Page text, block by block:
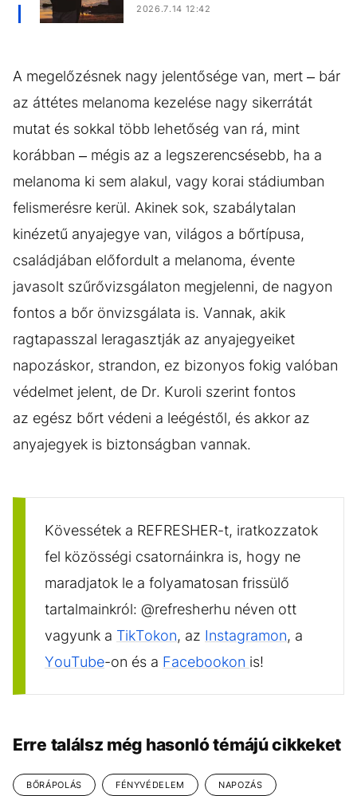
2026.7.14 12:42
A megelőzésnek nagy jelentősége van, mert – bár
az áttétes melanoma kezelése nagy sikerrátát
mutat és sokkal több lehetőség van rá, mint
korábban – mégis az a legszerencsésebb, ha a
melanoma ki sem alakul, vagy korai stádiumban
felismerésre kerül. Akinek sok, szabálytalan
kinézetű anyajegye van, világos a bőrtípusa,
családjában előfordult a melanoma, évente
javasolt szűrővizsgálaton megjelenni, de nagyon
fontos a bőr önvizsgálata is. Vannak, akik
ragtapasszal leragasztják az anyajegyeiket
napozáskor, strandon, ez bizonyos fokig valóban
védelmet jelent, de Dr. Kuroli szerint fontos
az egész bőrt védeni a leégéstől, és akkor az
anyajegyek is biztonságban vannak.
Kövessétek a REFRESHER-t, iratkozzatok
fel közösségi csatornáinkra is, hogy ne
maradjatok le a folyamatosan frissülő
tartalmainkról: @refresherhu néven ott
vagyunk a TikTokon, az Instagramon, a
YouTube-on és a Facebookon is!
Erre találsz még hasonló témájú cikkeket
BŐRÁPOLÁS FÉNYVÉDELEM NAPOZÁS